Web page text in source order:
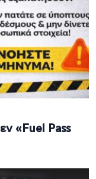
«Fuel Pass